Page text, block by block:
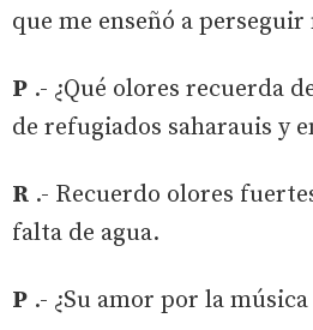
que me enseñó a perseguir
P .- ¿Qué olores recuerda
de refugiados saharauis y
R .- Recuerdo olores
falta de agua.
P .- ¿Su amor por la